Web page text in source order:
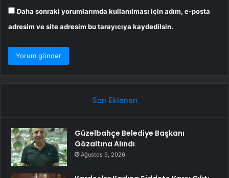
Daha sonraki yorumlarımda kullanılması için adım, e-posta
adresim ve site adresim bu tarayıcıya kaydedilsin.
Son Eklenen
Güzelbahçe Belediye Başkanı
Gözaltına Alındı
Ağustos 9, 2026